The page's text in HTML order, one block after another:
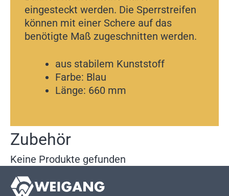
eingesteckt werden. Die Sperrstreifen
können mit einer Schere auf das
benötigte Maß zugeschnitten werden.
aus stabilem Kunststoff
Farbe: Blau
Länge: 660 mm
Zubehör
Keine Produkte gefunden